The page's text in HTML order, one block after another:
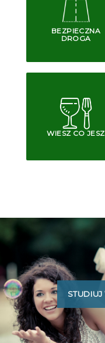
BEZPIECZNA
DROGA
WIESZ CO JESZ